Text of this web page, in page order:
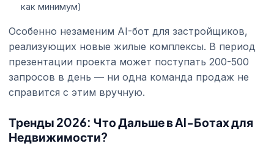
как минимум)
Особенно незаменим AI-бот для застройщиков,
реализующих новые жилые комплексы. В период
презентации проекта может поступать 200-500
запросов в день — ни одна команда продаж не
справится с этим вручную.
Тренды 2026: Что Дальше в AI-Ботах для
Недвижимости?